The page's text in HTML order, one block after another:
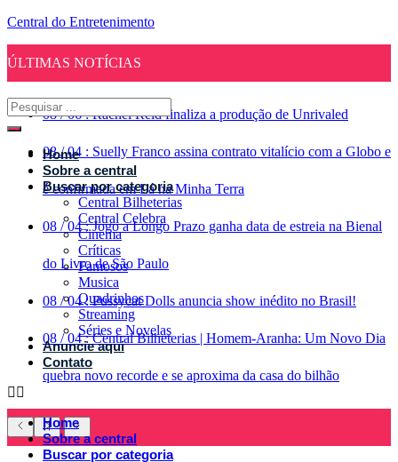
Central do Entretenimento
ÚLTIMAS NOTÍCIAS
08 / 06 : Rachel Reid finaliza a produção de Unrivaled
08 / 04 : Suelly Franco assina contrato vitalício com a Globo e
é confirmada em Lá na Minha Terra
08 / 04 : Jogo a Longo Prazo ganha data de estreia na Bienal
do Livro de São Paulo
08 / 04 : Pussycat Dolls anuncia show inédito no Brasil!
08 / 04 : Central Bilheterias | Homem-Aranha: Um Novo Dia
quebra novo recorde e se aproxima da casa do bilhão
Home
Sobre a central
Buscar por categoria
Central Bilheterias
Central Celebra
Cinema
Críticas
Famosos
Musica
Quadrinhos
Streaming
Séries e Novelas
Anuncie aqui
Contato
Home
Sobre a central
Buscar por categoria